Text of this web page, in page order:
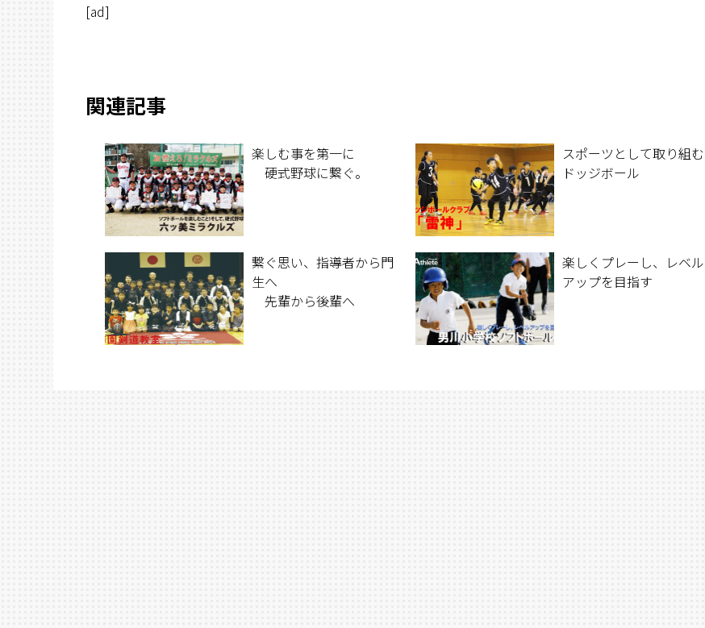
[ad]
関連記事
楽しむ事を第一に
硬式野球に繋ぐ。
スポーツとして取り組む
ドッジボール
繋ぐ思い、指導者から門
生へ
先輩から後輩へ
楽しくプレーし、レベル
アップを目指す